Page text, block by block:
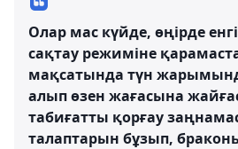
Олар мас күйде, өңірде
сақтау режиміне
мақсатында түн
алып өзен жағасына
табиғатты қорғау
талаптарын бұзып,